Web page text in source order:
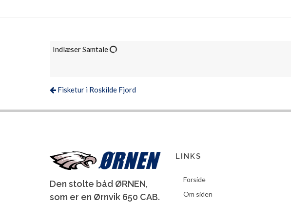
Indlæser Samtale
Fisketur i Roskilde Fjord
Den stolte båd ØRNEN,
som er en Ørnvik 650 CAB.
LINKS
Forside
Om siden